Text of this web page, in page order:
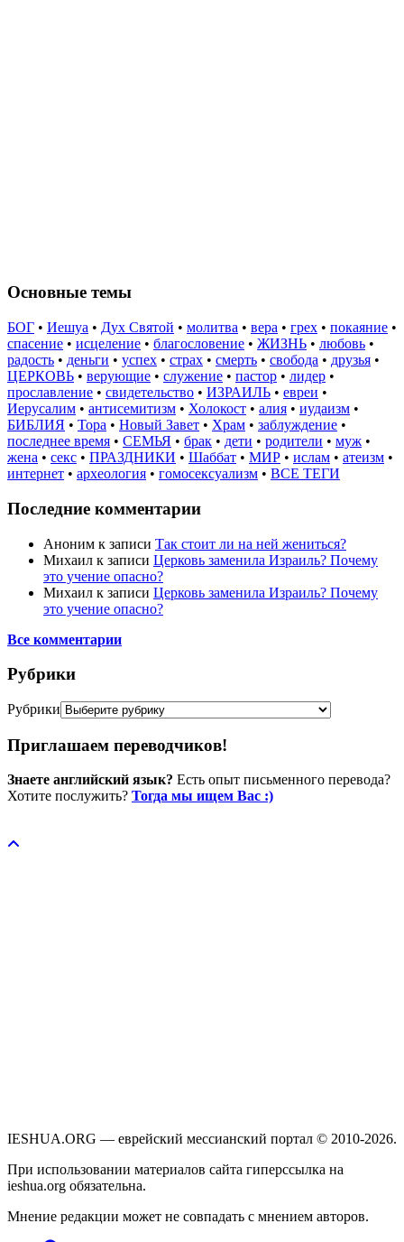
Основные темы
БОГ • Иешуа • Дух Святой • молитва • вера • грех • покаяние •
спасение • исцеление • благословение • ЖИЗНЬ • любовь •
радость • деньги • успех • страх • смерть • свобода • друзья •
ЦЕРКОВЬ • верующие • служение • пастор • лидер •
прославление • свидетельство • ИЗРАИЛЬ • евреи •
Иерусалим • антисемитизм • Холокост • алия • иудаизм •
БИБЛИЯ • Тора • Новый Завет • Храм • заблуждение •
последнее время • СЕМЬЯ • брак • дети • родители • муж •
жена • секс • ПРАЗДНИКИ • Шаббат • МИР • ислам • атеизм •
интернет • археология • гомосексуализм • ВСЕ ТЕГИ
Последние комментарии
Аноним к записи Так стоит ли на ней жениться?
Михаил к записи Церковь заменила Израиль? Почему
это учение опасно?
Михаил к записи Церковь заменила Израиль? Почему
это учение опасно?
Все комментарии
Рубрики
Рубрики
Приглашаем переводчиков!
Знаете английский язык? Есть опыт письменного перевода?
Хотите послужить? Тогда мы ищем Вас :)
IESHUA.ORG — еврейский мессианский портал © 2010-2026.
При использовании материалов сайта гиперссылка на
ieshua.org обязательна.
Мнение редакции может не совпадать с мнением авторов.